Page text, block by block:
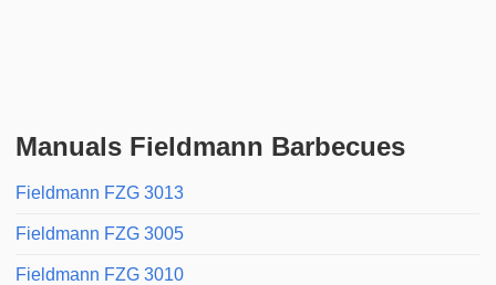
Manuals Fieldmann Barbecues
Fieldmann FZG 3013
Fieldmann FZG 3005
Fieldmann FZG 3010